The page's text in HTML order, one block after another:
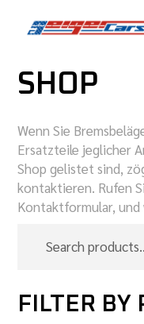
SHOP
Wenn Sie
Ersatzteile jeglicher
Shop gelistet sind,
kontaktieren. Rufen
Kontaktformular, und
FILTER BY